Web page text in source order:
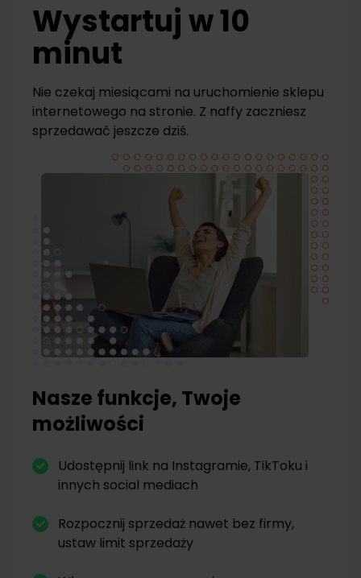
Wystartuj w 10
minut
Nie czekaj miesiącami na uruchomienie sklepu
internetowego na stronie. Z naffy zaczniesz
sprzedawać jeszcze dziś.
Nasze funkcje, Twoje
możliwości
Udostępnij link na Instagramie, TikToku i
innych social mediach
Rozpocznij sprzedaż nawet bez firmy,
ustaw limit sprzedaży